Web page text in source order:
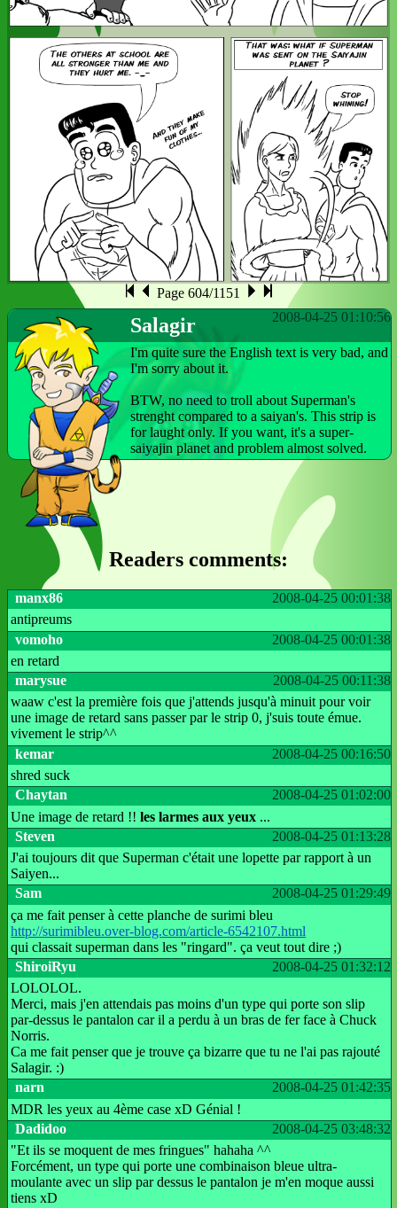
Page 604/1151
2008-04-25 01:10:56
Salagir
I'm quite sure the English text is very bad, and
I'm sorry about it.
BTW, no need to troll about Superman's
strenght compared to a saiyan's. This strip is
for laught only. If you want, it's a super-
saiyajin planet and problem almost solved.
Readers comments:
2008-04-25 00:01:38
manx86
antipreums
2008-04-25 00:01:38
vomoho
en retard
2008-04-25 00:11:38
marysue
waaw c'est la première fois que j'attends jusqu'à minuit pour voir
une image de retard sans passer par le strip 0, j'suis toute émue.
vivement le strip^^
2008-04-25 00:16:50
kemar
shred suck
2008-04-25 01:02:00
Chaytan
Une image de retard !!les larmes aux yeux ...
2008-04-25 01:13:28
Steven
J'ai toujours dit que Superman c'était une lopette par rapport à un
Saiyen...
2008-04-25 01:29:49
Sam
ça me fait penser à cette planche de surimi bleu
http://surimibleu.over-blog.com/article-6542107.html
qui classait superman dans les "ringard". ça veut tout dire ;)
2008-04-25 01:32:12
ShiroiRyu
LOLOLOL.
Merci, mais j'en attendais pas moins d'un type qui porte son slip
par-dessus le pantalon car il a perdu à un bras de fer face à Chuck
Norris.
Ca me fait penser que je trouve ça bizarre que tu ne l'ai pas rajouté
Salagir. :)
2008-04-25 01:42:35
narn
MDR les yeux au 4ème case xD Génial !
2008-04-25 03:48:32
Dadidoo
"Et ils se moquent de mes fringues" hahaha ^^
Forcément, un type qui porte une combinaison bleue ultra-
moulante avec un slip par dessus le pantalon je m'en moque aussi
tiens xD